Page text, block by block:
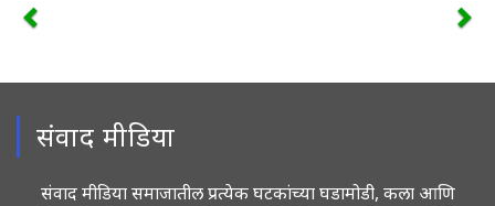
संवाद मीडिया
संवाद मीडिया समाजातील प्रत्येक घटकांच्या घडामोडी, कला आणि